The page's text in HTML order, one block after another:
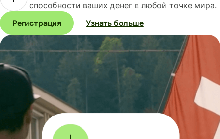
способности ваших денег в любой точке мира.
Регистрация
Узнать больше